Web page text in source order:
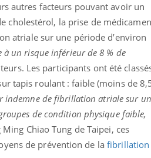
autres facteurs pouvant avoir un
cholestérol, la prise de
atriale sur une période d’environ
à un risque inférieur de 8 % de
Les participants ont été
tapis roulant : faible (moins de
indemne de fibrillation atriale sur
de condition physique faible,
Chiao Tung de Taipei, ces
de prévention de la fibrillation
Youtube
Eczéma chronique des mains :
quotidien (3/3)Youtube
Dans cette vidéo, le Dr Inès Zaraa,
dermatologue à Paris, vous explique
comment protéger vos mains au
et éviter les ...